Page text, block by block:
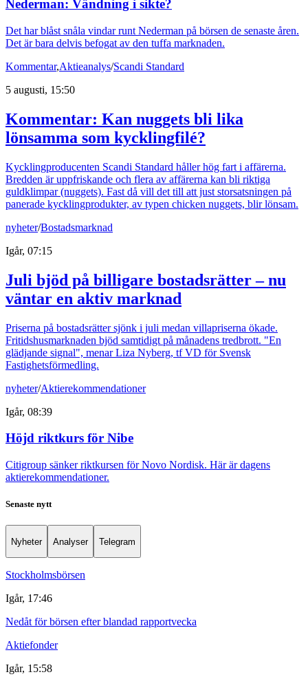
Nederman: Vändning i sikte?
Det har blåst snåla vindar runt Nederman på börsen de senaste åren.
Det är bara delvis befogat av den tuffa marknaden.
Kommentar,Aktieanalys/Scandi Standard
5 augusti, 15:50
Kommentar: Kan nuggets bli lika
lönsamma som kycklingfilé?
Kycklingproducenten Scandi Standard håller hög fart i affärerna.
Bredden är uppfriskande och flera av affärerna kan bli riktiga
guldklimpar (nuggets). Fast då vill det till att just storsatsningen på
panerade kycklingprodukter, av typen chicken nuggets, blir lönsam.
nyheter/Bostadsmarknad
Igår, 07:15
Juli bjöd på billigare bostadsrätter – nu
väntar en aktiv marknad
Priserna på bostadsrätter sjönk i juli medan villapriserna ökade.
Fritidshusmarknaden bjöd samtidigt på månadens tredbrott. "En
glädjande signal", menar Liza Nyberg, tf VD för Svensk
Fastighetsförmedling.
nyheter/Aktierekommendationer
Igår, 08:39
Höjd riktkurs för Nibe
Citigroup sänker riktkursen för Novo Nordisk. Här är dagens
aktierekommendationer.
Senaste nytt
Nyheter Analyser Telegram
Stockholmsbörsen
Igår, 17:46
Nedåt för börsen efter blandad rapportvecka
Aktiefonder
Igår, 15:58